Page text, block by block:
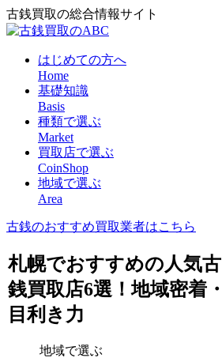
古銭買取の総合情報サイト
はじめての方へ
Home
基礎知識
Basis
種類で選ぶ
Market
買取店で選ぶ
CoinShop
地域で選ぶ
Area
古銭のおすすめ買取業者はこちら
札幌でおすすめの人気古
銭買取店6選！地域密着・
目利き力
地域で選ぶ